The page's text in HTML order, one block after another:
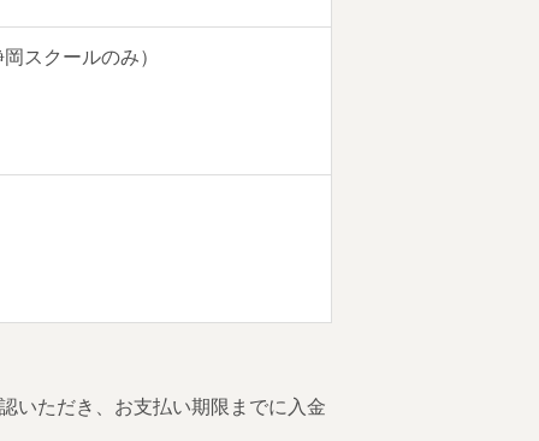
スクールのみ）
いただき、お支払い期限までに入金